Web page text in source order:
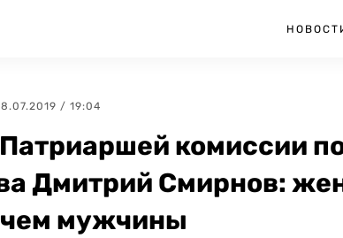
/ 19:04
комиссии
Дмитрий Смирнов:
мужчины